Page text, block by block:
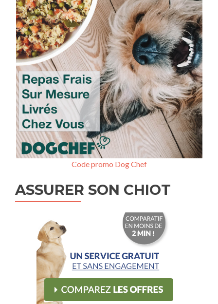
Code promo Dog Chef
ASSURER SON CHIOT